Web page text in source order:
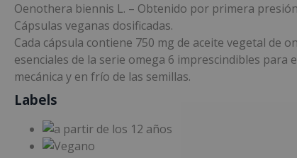
Oenothera biennis L. – Obtenido por primera
Cápsulas veganas dosificadas.
Cada cápsula contiene 750 mg de aceite vegetal de
esenciales de la serie omega 6 imprescindibles
mecánica y en frío de las semillas.
Labels